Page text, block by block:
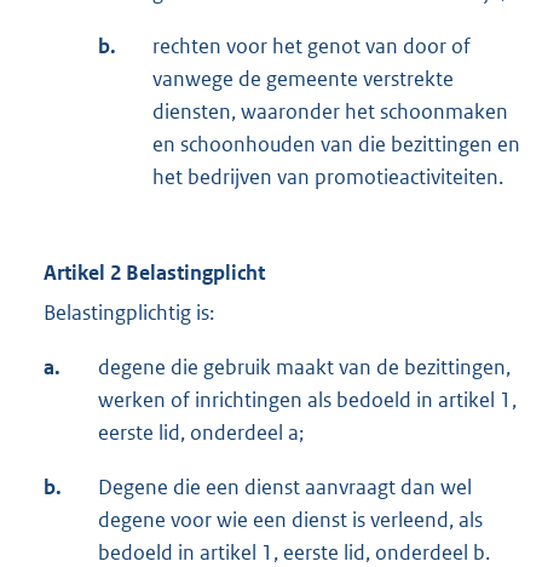
b.
rechten voor het genot van door of
vanwege de gemeente verstrekte
diensten, waaronder het schoonmaken
en schoonhouden van die bezittingen en
het bedrijven van promotieactiviteiten.
Artikel 2 Belastingplicht
Belastingplichtig is:
a.
degene die gebruik maakt van de bezittingen,
werken of inrichtingen als bedoeld in artikel 1,
eerste lid, onderdeel a;
b.
Degene die een dienst aanvraagt dan wel
degene voor wie een dienst is verleend, als
bedoeld in artikel 1, eerste lid, onderdeel b.